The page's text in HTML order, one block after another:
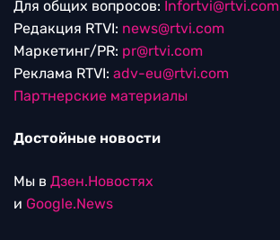
Для общих вопросов: Infortvi@rtvi.com
Редакция RTVI: news@rtvi.com
Маркетинг/PR: pr@rtvi.com
Реклама RTVI: adv-eu@rtvi.com
Партнерские материалы
Достойные новости
Мы в Дзен.Новостях
и Google.News